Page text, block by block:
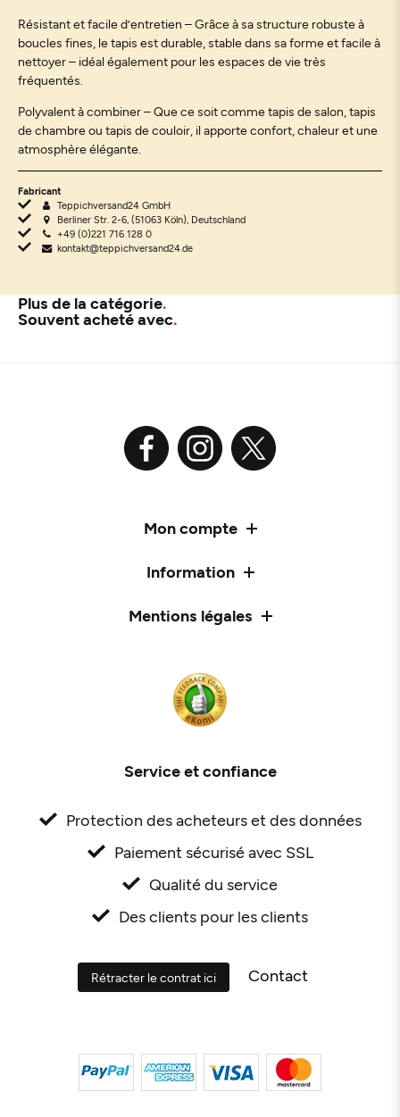
Résistant et facile d’entretien – Grâce à sa structure robuste à
boucles fines, le tapis est durable, stable dans sa forme et facile à
nettoyer – idéal également pour les espaces de vie très
fréquentés.
Polyvalent à combiner – Que ce soit comme tapis de salon, tapis
de chambre ou tapis de couloir, il apporte confort, chaleur et une
atmosphère élégante.
Fabricant
Teppichversand24 GmbH
Berliner Str. 2-6, (51063 Köln), Deutschland
+49 (0)221 716 128 0
kontakt@teppichversand24.de
Plus de la catégorie
Souvent acheté avec
Mon compte
Information
Mentions légales
Service et confiance
Protection des acheteurs et des données
Paiement sécurisé avec SSL
Qualité du service
Des clients pour les clients
Rétracter le contrat ici Contact